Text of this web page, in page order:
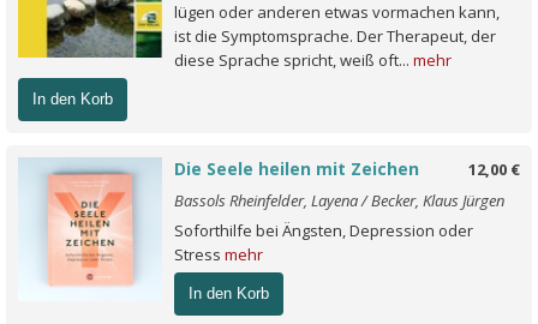
lügen oder anderen etwas vormachen kann,
ist die Symptomsprache. Der Therapeut, der
diese Sprache spricht, weiß oft... mehr
In den Korb
12,00 €
Die Seele heilen mit Zeichen
Bassols Rheinfelder, Layena / Becker, Klaus Jürgen
Soforthilfe bei Ängsten, Depression oder
Stress mehr
In den Korb